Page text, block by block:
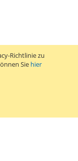
Richtlinie zu
Sie hier